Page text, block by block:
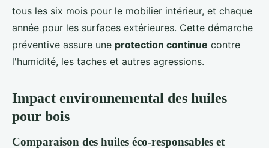
tous les six mois pour le mobilier intérieur, et chaque
année pour les surfaces extérieures. Cette démarche
préventive assure une protection continue contre
l'humidité, les taches et autres agressions.
Impact environnemental des huiles
pour bois
Comparaison des huiles éco-responsables et